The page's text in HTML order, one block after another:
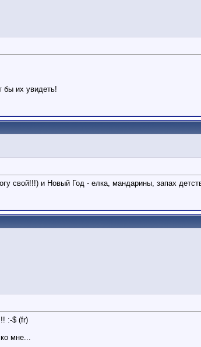
бы их увидеть!
свой!!!) и Новый Год - елка, мандарины, запах
:-$ (fr)
мне...